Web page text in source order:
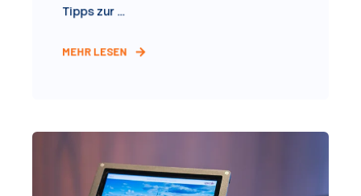
Tipps zur ...
MEHR LESEN